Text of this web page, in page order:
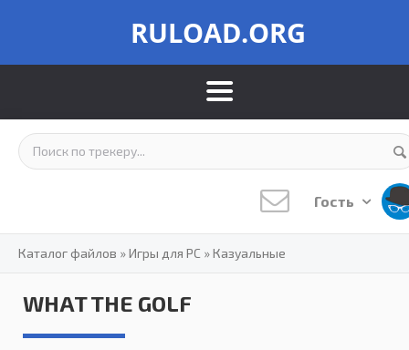
RULOAD.ORG
Гость
Каталог файлов »Игры для PC »Казуальные
WHAT THE GOLF